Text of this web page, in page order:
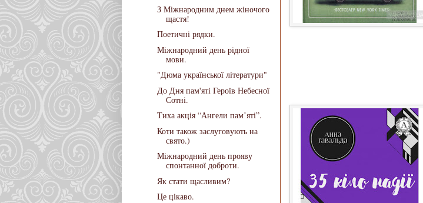
З Міжнародним днем жіночого
щастя!
Поетичні рядки.
Міжнародний день рідної
мови.
"Дюма української літератури"
До Дня пам'яті Героїв Небесної
Сотні.
Тиха акція “Ангели памʼяті”.
Коти також заслуговують на
свято.)
Міжнародний день прояву
спонтанної доброти.
Як стати щасливим?
Це цікаво.